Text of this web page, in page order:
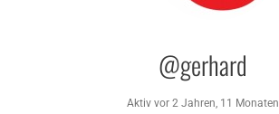
@gerhard
Aktiv vor 2 Jahren, 11 Monaten